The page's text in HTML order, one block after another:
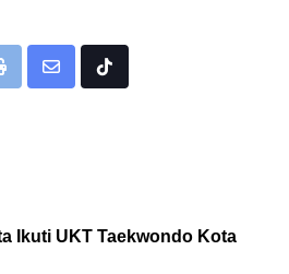
Share
Tiktok
Ikuti UKT Taekwondo Kota